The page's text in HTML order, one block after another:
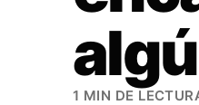
1 MIN DE